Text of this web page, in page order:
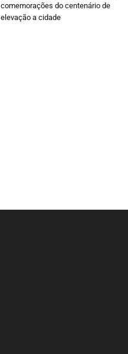
comemorações do centenário de
elevação a cidade